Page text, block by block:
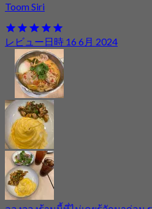
Toom Siri
レビュー日時 16 6月 2024